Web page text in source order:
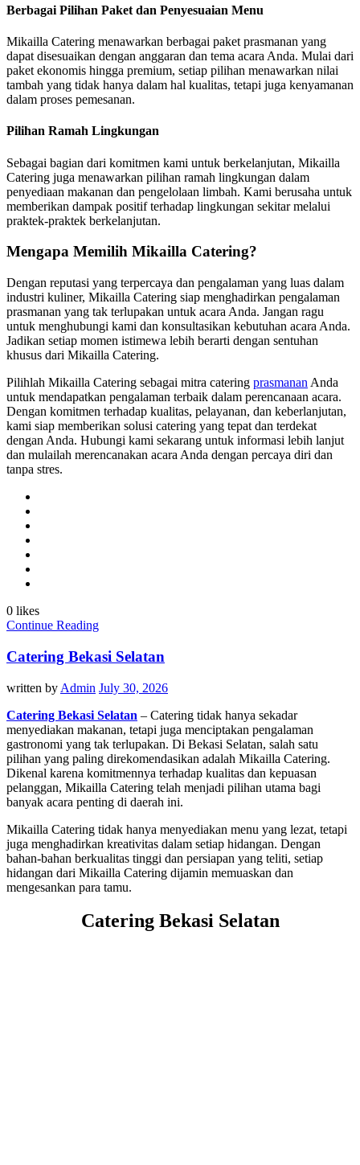
Berbagai Pilihan Paket dan Penyesuaian Menu
Mikailla Catering menawarkan berbagai paket prasmanan yang
dapat disesuaikan dengan anggaran dan tema acara Anda. Mulai dari
paket ekonomis hingga premium, setiap pilihan menawarkan nilai
tambah yang tidak hanya dalam hal kualitas, tetapi juga kenyamanan
dalam proses pemesanan.
Pilihan Ramah Lingkungan
Sebagai bagian dari komitmen kami untuk berkelanjutan, Mikailla
Catering juga menawarkan pilihan ramah lingkungan dalam
penyediaan makanan dan pengelolaan limbah. Kami berusaha untuk
memberikan dampak positif terhadap lingkungan sekitar melalui
praktek-praktek berkelanjutan.
Mengapa Memilih Mikailla Catering?
Dengan reputasi yang terpercaya dan pengalaman yang luas dalam
industri kuliner, Mikailla Catering siap menghadirkan pengalaman
prasmanan yang tak terlupakan untuk acara Anda. Jangan ragu
untuk menghubungi kami dan konsultasikan kebutuhan acara Anda.
Jadikan setiap momen istimewa lebih berarti dengan sentuhan
khusus dari Mikailla Catering.
Pilihlah Mikailla Catering sebagai mitra catering prasmanan Anda
untuk mendapatkan pengalaman terbaik dalam perencanaan acara.
Dengan komitmen terhadap kualitas, pelayanan, dan keberlanjutan,
kami siap memberikan solusi catering yang tepat dan terdekat
dengan Anda. Hubungi kami sekarang untuk informasi lebih lanjut
dan mulailah merencanakan acara Anda dengan percaya diri dan
tanpa stres.
0 likes
Continue Reading
Catering Bekasi Selatan
written by Admin July 30, 2026
Catering Bekasi Selatan – Catering tidak hanya sekadar
menyediakan makanan, tetapi juga menciptakan pengalaman
gastronomi yang tak terlupakan. Di Bekasi Selatan, salah satu
pilihan yang paling direkomendasikan adalah Mikailla Catering.
Dikenal karena komitmennya terhadap kualitas dan kepuasan
pelanggan, Mikailla Catering telah menjadi pilihan utama bagi
banyak acara penting di daerah ini.
Mikailla Catering tidak hanya menyediakan menu yang lezat, tetapi
juga menghadirkan kreativitas dalam setiap hidangan. Dengan
bahan-bahan berkualitas tinggi dan persiapan yang teliti, setiap
hidangan dari Mikailla Catering dijamin memuaskan dan
mengesankan para tamu.
Catering Bekasi Selatan